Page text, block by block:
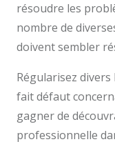
résoudre les
nombre de
doivent sembler
Régularisez divers
fait défaut
gagner de
professionnelle